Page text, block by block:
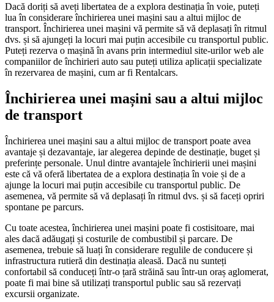
Dacă doriți să aveți libertatea de a explora destinația în voie, puteți
lua în considerare închirierea unei mașini sau a altui mijloc de
transport. Închirierea unei mașini vă permite să vă deplasați în ritmul
dvs. și să ajungeți la locuri mai puțin accesibile cu transportul public.
Puteți rezerva o mașină în avans prin intermediul site-urilor web ale
companiilor de închirieri auto sau puteți utiliza aplicații specializate
în rezervarea de mașini, cum ar fi Rentalcars.
Închirierea unei mașini sau a altui mijloc
de transport
Închirierea unei mașini sau a altui mijloc de transport poate avea
avantaje și dezavantaje, iar alegerea depinde de destinație, buget și
preferințe personale. Unul dintre avantajele închirierii unei mașini
este că vă oferă libertatea de a explora destinația în voie și de a
ajunge la locuri mai puțin accesibile cu transportul public. De
asemenea, vă permite să vă deplasați în ritmul dvs. și să faceți opriri
spontane pe parcurs.
Cu toate acestea, închirierea unei mașini poate fi costisitoare, mai
ales dacă adăugați și costurile de combustibil și parcare. De
asemenea, trebuie să luați în considerare regulile de conducere și
infrastructura rutieră din destinația aleasă. Dacă nu sunteți
confortabil să conduceți într-o țară străină sau într-un oraș aglomerat,
poate fi mai bine să utilizați transportul public sau să rezervați
excursii organizate.